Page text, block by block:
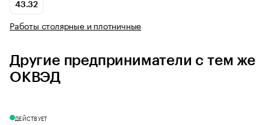
43.32
Работы столярные и плотничные
Другие предприниматели с тем же
ОКВЭД
ДЕЙСТВУЕТ